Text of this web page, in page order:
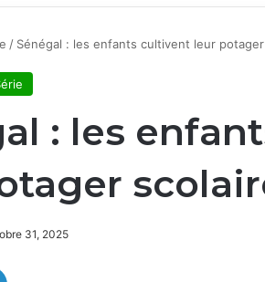
/ Sénégal : les enfants cultivent leur
: les
31, 2025